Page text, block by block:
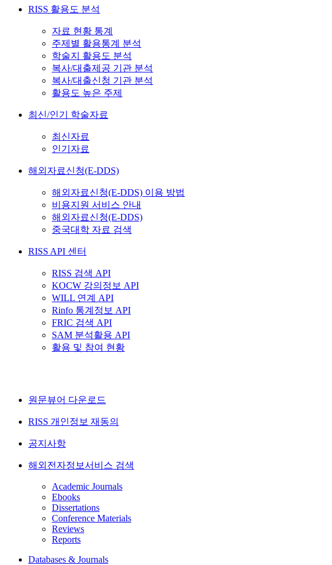
RISS 활용도 분석
자료 현황 통계
주제별 활용통계 분석
학술지 활용도 분석
복사/대출제공 기관 분석
복사/대출신청 기관 분석
활용도 높은 주제
최신/인기 학술자료
최신자료
인기자료
해외자료신청(E-DDS)
해외자료신청(E-DDS) 이용 방법
비용지원 서비스 안내
해외자료신청(E-DDS)
중국대학 자료 검색
RISS API 센터
RISS 검색 API
KOCW 강의정보 API
WILL 연계 API
Rinfo 통계정보 API
FRIC 검색 API
SAM 분석활용 API
활용 및 참여 현황
원문뷰어 다운로드
RISS 개인정보 재동의
공지사항
해외전자정보서비스 검색
Academic Journals
Ebooks
Dissertations
Conference Materials
Reviews
Reports
Databases & Journals